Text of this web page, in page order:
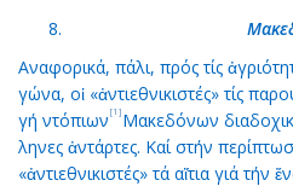
Aνα­φο­ρι­κά, πά­λι, πρός τίς
γώ­να, οἱ «ἀν­τι­ε­θνι­κι­στές» τίς
γή ντό­πι­ων [1] Μα­κε­δό­νων
λη­νες ἀν­τάρ­τες. Καί στήν
«ἀν­τι­ε­θνι­κι­στές» τά αἴ­τια γιά